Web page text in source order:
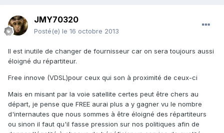
JMY70320
Posté(e) le 16 octobre 2013
Il est inutile de changer de fournisseur car on sera toujours aussi
éloigné du répartiteur.
Free innove (VDSL)pour ceux qui son à proximité de ceux-ci
Mais en misant par la voie satellite certes peut être chers au
départ, je pense que FREE aurai plus a y gagner vu le nombre
d'internautes que nous sommes à être éloigné des répartiteurs
ou sinon il faut qu'il fasse pression sur nos politiques afin de